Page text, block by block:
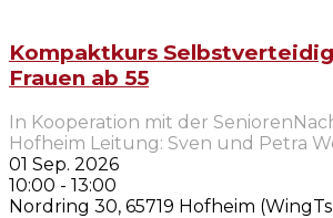
Kompaktkurs
Frauen ab 55
In Kooperation mit der
Hofheim Leitung: Sven und Petra
01 Sep. 2026
10:00 - 13:00
Nordring 30, 65719 Hofheim